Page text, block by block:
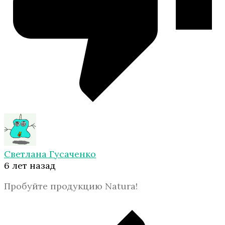
Светлана Гусаченко
6 лет назад
Пробуйте продукцию Natura!